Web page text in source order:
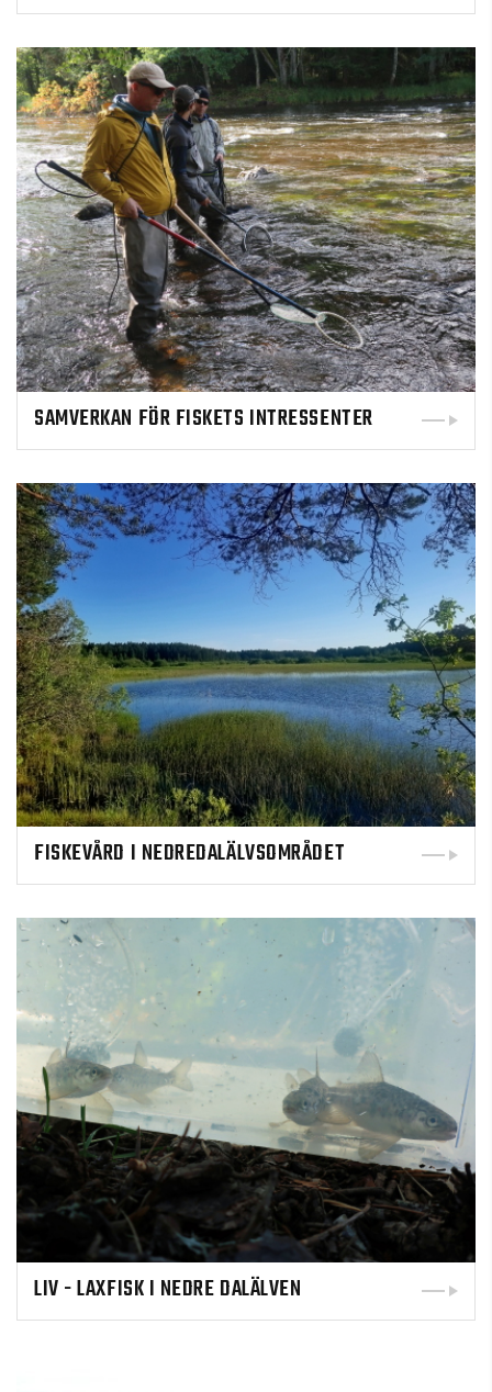
SAMVERKAN FÖR FISKETS INTRESSENTER
FISKEVÅRD I NEDREDALÄLVSOMRÅDET
LIV - LAXFISK I NEDRE DALÄLVEN